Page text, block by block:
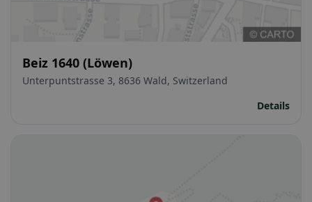
Beiz 1640 (Löwen)
Unterpuntstrasse 3, 8636 Wald, Switzerland
Details